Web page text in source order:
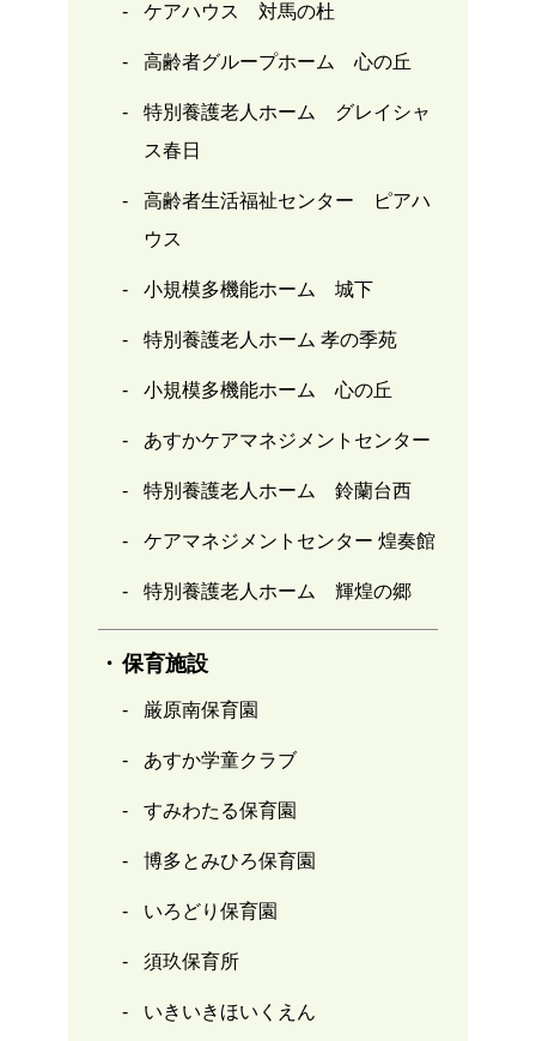
ケアハウス 対馬の杜
高齢者グループホーム 心の丘
特別養護老人ホーム グレイシャ
ス春日
高齢者生活福祉センター ピアハ
ウス
小規模多機能ホーム 城下
特別養護老人ホーム 孝の季苑
小規模多機能ホーム 心の丘
あすかケアマネジメントセンター
特別養護老人ホーム 鈴蘭台西
ケアマネジメントセンター 煌奏館
特別養護老人ホーム 輝煌の郷
保育施設
厳原南保育園
あすか学童クラブ
すみわたる保育園
博多とみひろ保育園
いろどり保育園
須玖保育所
いきいきほいくえん